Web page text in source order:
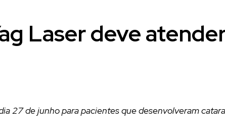
Laser deve
27 de junho para pacientes que desenvolveram